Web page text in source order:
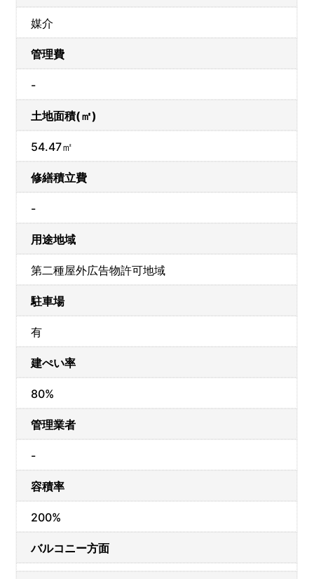
媒介
管理費
-
土地面積(㎡)
54.47㎡
修繕積立費
-
用途地域
第二種屋外広告物許可地域
駐車場
有
建ぺい率
80%
管理業者
-
容積率
200%
バルコニー方面